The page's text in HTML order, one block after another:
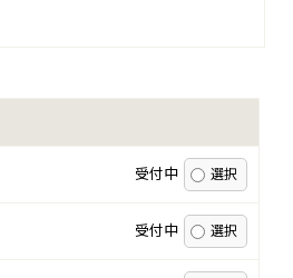
受付中
受付中